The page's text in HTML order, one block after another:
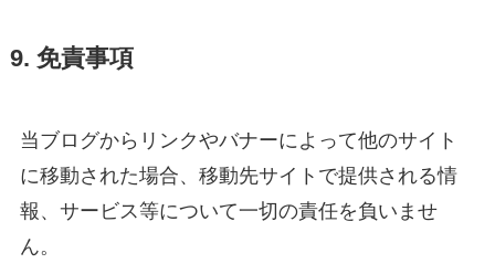
9. 免責事項
当ブログからリンクやバナーによって他のサイト
に移動された場合、移動先サイトで提供される情
報、サービス等について一切の責任を負いませ
ん。